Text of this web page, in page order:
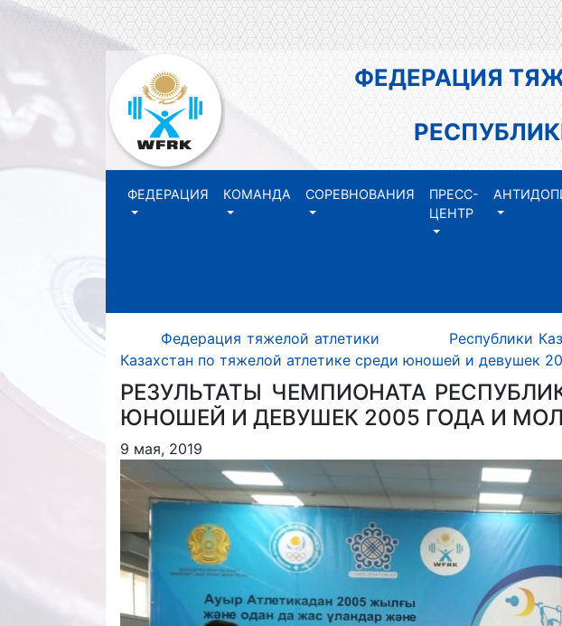
ФЕДЕРАЦИЯ
РЕСПУБЛИКИ
ФЕДЕРАЦИЯ КОМАНДА СОРЕВНОВАНИЯ
ПРЕСС-
ЦЕНТР
Федерация тяжелой атлетики Республики
Казахстан по тяжелой атлетике среди юношей и девушек
РЕЗУЛЬТАТЫ ЧЕМПИОНАТА
ЮНОШЕЙ И ДЕВУШЕК 2005 ГОДА И
9 мая, 2019